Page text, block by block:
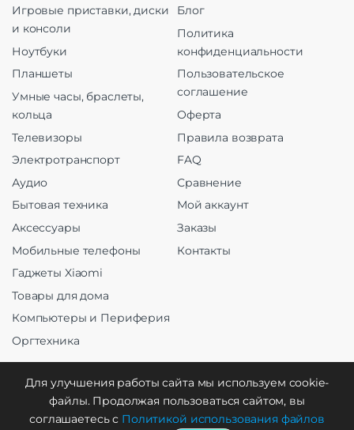
Игровые приставки, диски
и консоли
Ноутбуки
Планшеты
Умные часы, браслеты,
кольца
Телевизоры
Электротранспорт
Аудио
Бытовая техника
Аксессуары
Мобильные телефоны
Гаджеты Xiaomi
Товары для дома
Компьютеры и Периферия
Оргтехника
Блог
Политика
конфиденциальности
Пользовательское
соглашение
Оферта
Правила возврата
FAQ
Сравнение
Мой аккаунт
Заказы
Контакты
Создание и продвижение
Для улучшения работы сайта мы используем cookie-
файлы. Продолжая пользоваться сайтом, вы
соглашаетесь с Политикой использования файлов